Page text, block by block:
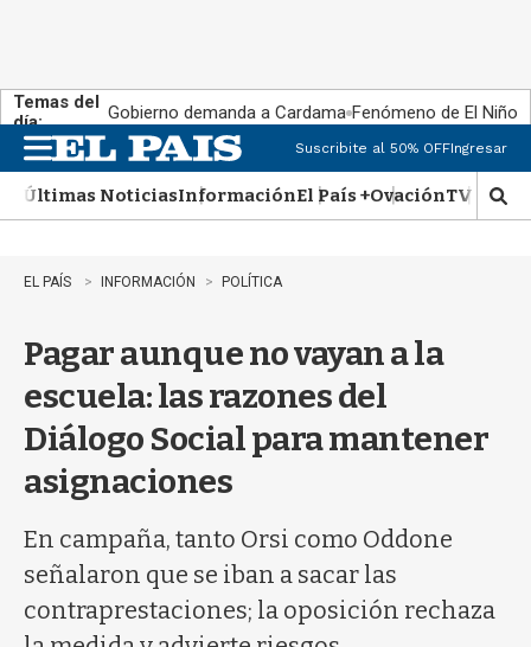
Temas del
día:
Gobierno demanda a Cardama Fenómeno de El Niño
n
u
Suscribite al 50% OFFIngresar
Últimas NoticiasInformaciónEl País +OvaciónTV Show
M
o
EL PAÍS INFORMACIÓN POLÍTICA
Pagar aunque no vayan a la
escuela: las razones del
Diálogo Social para mantener
asignaciones
En campaña, tanto Orsi como Oddone
señalaron que se iban a sacar las
contraprestaciones; la oposición rechaza